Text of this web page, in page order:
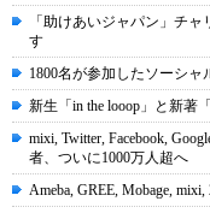
「助けあいジャパン」チ
す
1800名が参加したソーシ
新生「in the looop」と新著
mixi, Twitter, Facebook,
者、ついに1000万人超へ
Ameba, GREE, Mobage,